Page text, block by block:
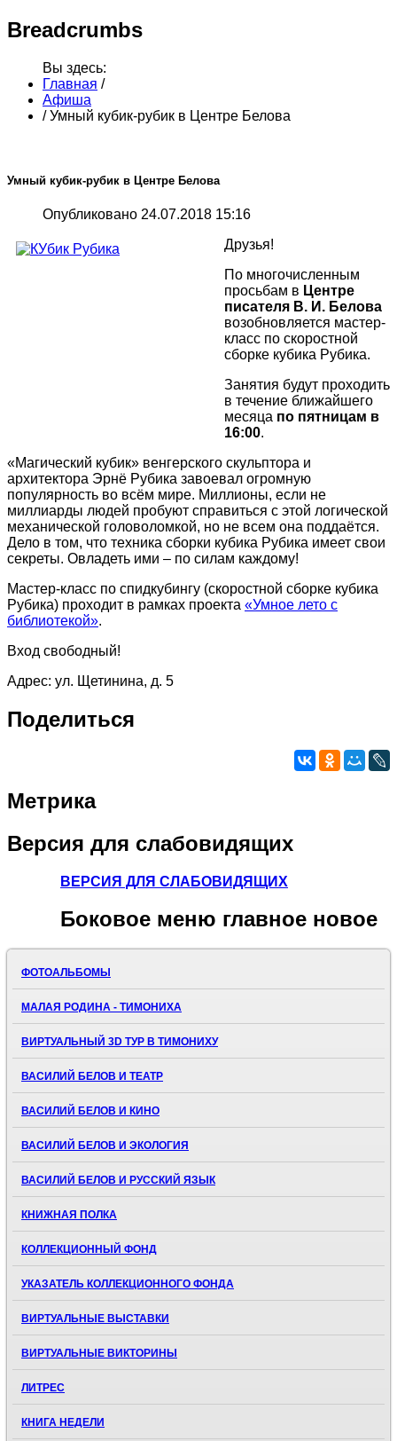
Breadcrumbs
Вы здесь:
Главная /
Афиша
/ Умный кубик-рубик в Центре Белова
Умный кубик-рубик в Центре Белова
Опубликовано 24.07.2018 15:16
Друзья!
По многочисленным
просьбам в Центре
писателя В. И. Белова
возобновляется мастер-
класс по скоростной
сборке кубика Рубика.
Занятия будут проходить
в течение ближайшего
месяца по пятницам в
16:00.
«Магический кубик» венгерского скульптора и
архитектора Эрнё Рубика завоевал огромную
популярность во всём мире. Миллионы, если не
миллиарды людей пробуют справиться с этой логической
механической головоломкой, но не всем она поддаётся.
Дело в том, что техника сборки кубика Рубика имеет свои
секреты. Овладеть ими – по силам каждому!
Мастер-класс по спидкубингу (скоростной сборке кубика
Рубика) проходит в рамках проекта «Умное лето с
библиотекой».
Вход свободный!
Адрес: ул. Щетинина, д. 5
Поделиться
Метрика
Версия для слабовидящих
ВЕРСИЯ ДЛЯ СЛАБОВИДЯЩИХ
Боковое меню главное новое
ФОТОАЛЬБОМЫ
МАЛАЯ РОДИНА - ТИМОНИХА
ВИРТУАЛЬНЫЙ 3D ТУР В ТИМОНИХУ
ВАСИЛИЙ БЕЛОВ И ТЕАТР
ВАСИЛИЙ БЕЛОВ И КИНО
ВАСИЛИЙ БЕЛОВ И ЭКОЛОГИЯ
ВАСИЛИЙ БЕЛОВ И РУССКИЙ ЯЗЫК
КНИЖНАЯ ПОЛКА
КОЛЛЕКЦИОННЫЙ ФОНД
УКАЗАТЕЛЬ КОЛЛЕКЦИОННОГО ФОНДА
ВИРТУАЛЬНЫЕ ВЫСТАВКИ
ВИРТУАЛЬНЫЕ ВИКТОРИНЫ
ЛИТРЕС
КНИГА НЕДЕЛИ